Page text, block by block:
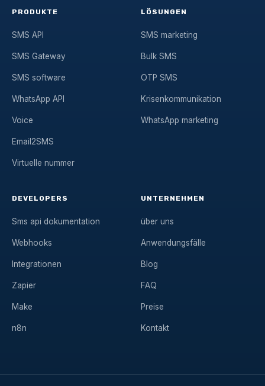
PRODUKTE
SMS API
SMS Gateway
SMS software
WhatsApp API
Voice
Email2SMS
Virtuelle nummer
LÖSUNGEN
SMS marketing
Bulk SMS
OTP SMS
Krisenkommunikation
WhatsApp marketing
DEVELOPERS
Sms api dokumentation
Webhooks
Integrationen
Zapier
Make
n8n
UNTERNEHMEN
über uns
Anwendungsfälle
Blog
FAQ
Preise
Kontakt